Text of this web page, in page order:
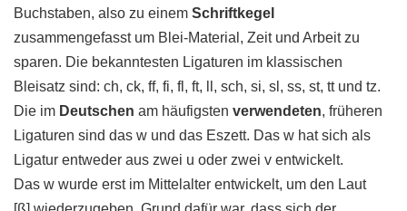
Buchstaben, also zu einem Schriftkegel
zusammengefasst um Blei-Material, Zeit und Arbeit zu
sparen. Die bekanntesten Ligaturen im klassischen
Bleisatz sind: ch, ck, ff, fi, fl, ft, ll, sch, si, sl, ss, st, tt und tz.
Die im Deutschen am häufigsten verwendeten, früheren
Ligaturen sind das w und das Eszett. Das w hat sich als
Ligatur entweder aus zwei u oder zwei v entwickelt.
Das w wurde erst im Mittelalter entwickelt, um den Laut